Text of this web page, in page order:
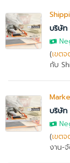
บริษัท
(เขต
กับ
บริษัท
(เขต
งาน-